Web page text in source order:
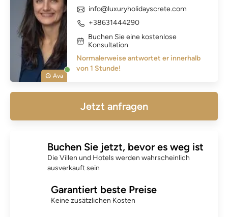
Ava
info@luxuryholidayscrete.com
+38631444290
Buchen Sie eine kostenlose
Konsultation
Normalerweise antwortet er innerhalb
von 1 Stunde!
Jetzt anfragen
Buchen Sie jetzt, bevor es weg ist
Die Villen und Hotels werden wahrscheinlich
ausverkauft sein
Garantiert beste Preise
Keine zusätzlichen Kosten